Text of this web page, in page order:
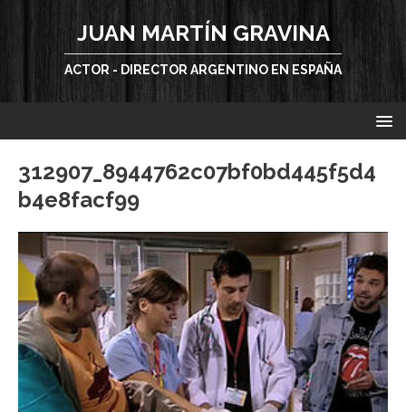
JUAN MARTÍN GRAVINA
ACTOR - DIRECTOR ARGENTINO EN ESPAÑA
312907_8944762c07bf0bd445f5d4
b4e8facf99